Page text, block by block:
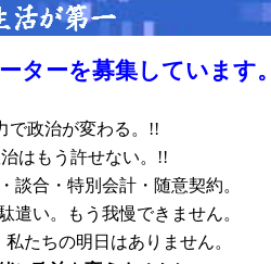
ターを募集しています
で政治が変わる。!!
はもう許せない。!!
談合・特別会計・随意契約。
遣い。もう我慢できません。
たちの明日はありません。